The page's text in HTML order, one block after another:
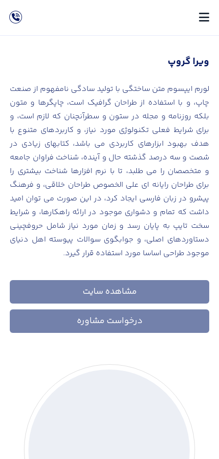
ویرا گروپ
لورم ایپسوم متن ساختگی با تولید سادگی نامفهوم از صنعت
چاپ، و با استفاده از طراحان گرافیک است، چاپگرها و متون
بلکه روزنامه و مجله در ستون و سطرآنچنان که لازم است، و
برای شرایط فعلی تکنولوژی مورد نیاز، و کاربردهای متنوع با
هدف بهبود ابزارهای کاربردی می باشد، کتابهای زیادی در
شصت و سه درصد گذشته حال و آینده، شناخت فراوان جامعه
و متخصصان را می طلبد، تا با نرم افزارها شناخت بیشتری را
برای طراحان رایانه ای علی الخصوص طراحان خلاقی، و فرهنگ
پیشرو در زبان فارسی ایجاد کرد، در این صورت می توان امید
داشت که تمام و دشواری موجود در ارائه راهکارها، و شرایط
سخت تایپ به پایان رسد و زمان مورد نیاز شامل حروفچینی
دستاوردهای اصلی، و جوابگوی سوالات پیوسته اهل دنیای
موجود طراحی اساسا مورد استفاده قرار گیرد.
مشاهده سایت
درخواست مشاوره